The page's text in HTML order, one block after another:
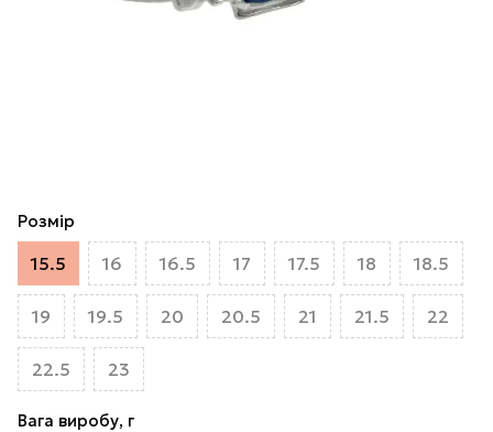
Розмір
15.5 16 16.5 17 17.5 18 18.5
19 19.5 20 20.5 21 21.5 22
22.5 23
Вага виробу, г